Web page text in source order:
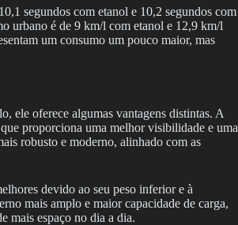
segundos com etanol e 10,2 segundos com
urbano é de 9 km/l com etanol e 12,9 km/l
um consumo um pouco maior, mas
ele oferece algumas vantagens distintas. A
proporciona uma melhor visibilidade e uma
robusto e moderno, alinhado com as
devido ao seu peso inferior e à
mais amplo e maior capacidade de carga,
mais espaço no dia a dia.